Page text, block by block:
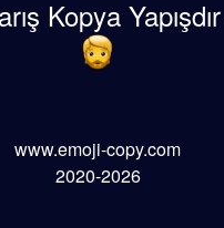
Kopya
www.emoji-copy.com
2020-2026